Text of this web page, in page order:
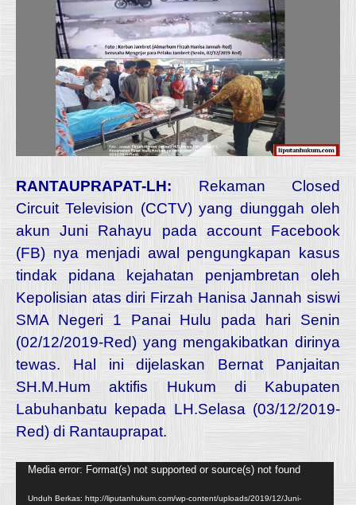
RANTAUPRAPAT-LH: Rekaman Closed
Circuit Television (CCTV) yang diunggah oleh
akun Juni Rahayu pada account Facebook
(FB) nya menjadi awal pengungkapan kasus
tindak pidana kejahatan penjambretan oleh
Kepolisian atas diri Firzah Hanisa Jannah siswi
SMA Negeri 1 Panai Hulu pada hari Senin
(02/12/2019-Red) yang mengakibatkan dirinya
tewas. Hal ini dijelaskan Bernat Panjaitan
SH.M.Hum aktifis Hukum di Kabupaten
Labuhanbatu kepada LH.Selasa (03/12/2019-
Red) di Rantauprapat.
Pemutar
Media error: Format(s) not supported or source(s) not found
Unduh Berkas: http://liputanhukum.com/wp-content/uploads/2019/12/Juni-